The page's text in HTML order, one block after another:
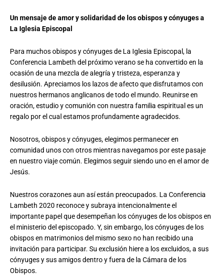
Un mensaje de amor y solidaridad de los obispos y cónyugesa
La Iglesia Episcopal
Para muchos obispos y cónyuges de La Iglesia Episcopal, la
Conferencia Lambeth del próximo verano se ha convertido en la
ocasión de una mezcla de alegría y tristeza, esperanza y
desilusión. Apreciamos los lazos de afecto que disfrutamos con
nuestros hermanos anglicanos de todo el mundo. Reunirse en
oración, estudio y comunión con nuestra familia espiritual es un
regalo por el cual estamos profundamente agradecidos.
Nosotros, obispos y cónyuges, elegimos permanecer en
comunidad unos con otros mientras navegamos por este pasaje
en nuestro viaje común. Elegimos seguir siendo uno en el amor de
Jesús.
Nuestros corazones aun así están preocupados. La Conferencia
Lambeth 2020 reconoce y subraya intencionalmente el
importante papel que desempeñan los cónyuges de los obispos en
el ministerio del episcopado. Y, sin embargo, los cónyuges de los
obispos en matrimonios del mismo sexo no han recibido una
invitación para participar. Su exclusión hiere a los excluidos, a sus
cónyuges y sus amigos dentro y fuera de la Cámara de los
Obispos.